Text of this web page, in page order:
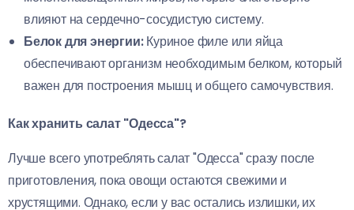
влияют на сердечно-сосудистую систему.
Белок для энергии:Куриное филе или яйца
обеспечивают организм необходимым белком, который
важен для построения мышц и общего самочувствия.
Как хранить салат "Одесса"?
Лучше всего употреблять салат "Одесса" сразу после
приготовления, пока овощи остаются свежими и
хрустящими. Однако, если у вас остались излишки, их